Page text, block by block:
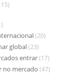
(20)
global(23)
entrar(17)
no mercado (47)